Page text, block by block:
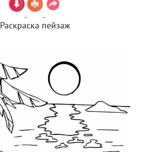
Раскраска пейзаж